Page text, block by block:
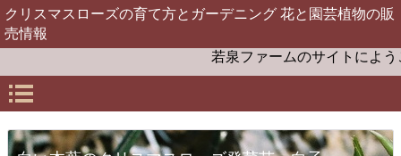
クリスマスローズの育て方とガーデニング 花と園芸植物の販
売情報
若泉ファームのサイトによ